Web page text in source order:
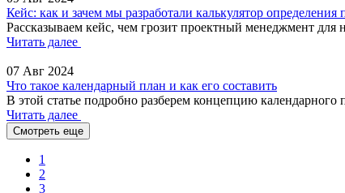
Кейс: как и зачем мы разработали калькулятор определения
Рассказываем кейс, чем грозит проектный менеджмент для
Читать далее
07 Авг 2024
Что такое календарный план и как его составить
В этой статье подробно разберем концепцию
Читать далее
Смотреть еще
1
2
3